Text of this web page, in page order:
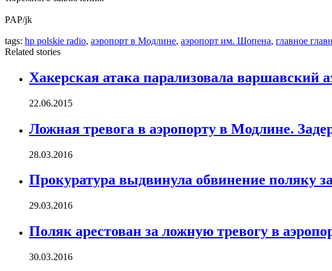
PAP/jk
tags: hp polskie radio, аэропорт в Модлине, аэропорт им. Шопена, главное
Related stories
Хакерская атака парализовала варшавский
22.06.2015
Ложная тревога в аэропорту в Модлине.
28.03.2016
Прокуратура выдвинула обвинение поляку
29.03.2016
Поляк арестован за ложную тревогу в
30.03.2016